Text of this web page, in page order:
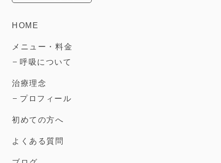
HOME
メニュー・料金
呼吸について
治療理念
プロフィール
初めての方へ
よくある質問